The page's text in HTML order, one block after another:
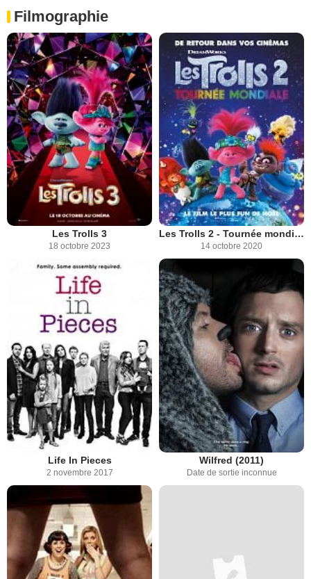
Filmographie
Les Trolls 3
18 octobre 2023
Les Trolls 2 - Tournée mondiale
14 octobre 2020
Life In Pieces
2 novembre 2017
Wilfred (2011)
Date de sortie inconnue